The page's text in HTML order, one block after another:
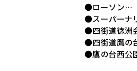
●ローソン…
●スーパーナ
●四街道徳洲
●四街道鷹の
●鷹の台西公